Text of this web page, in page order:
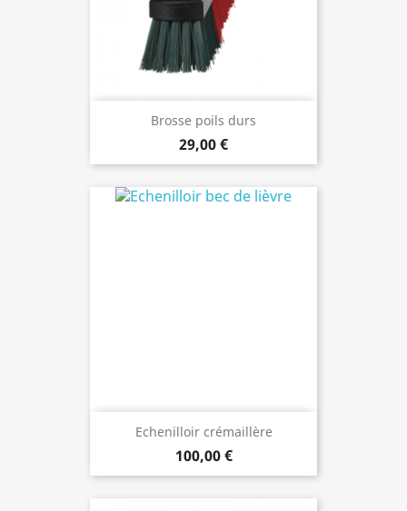
Brosse poils durs
29,00 €
Echenilloir crémaillère
100,00 €